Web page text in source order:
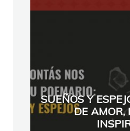
SUEÑOS Y
DE AMOR,